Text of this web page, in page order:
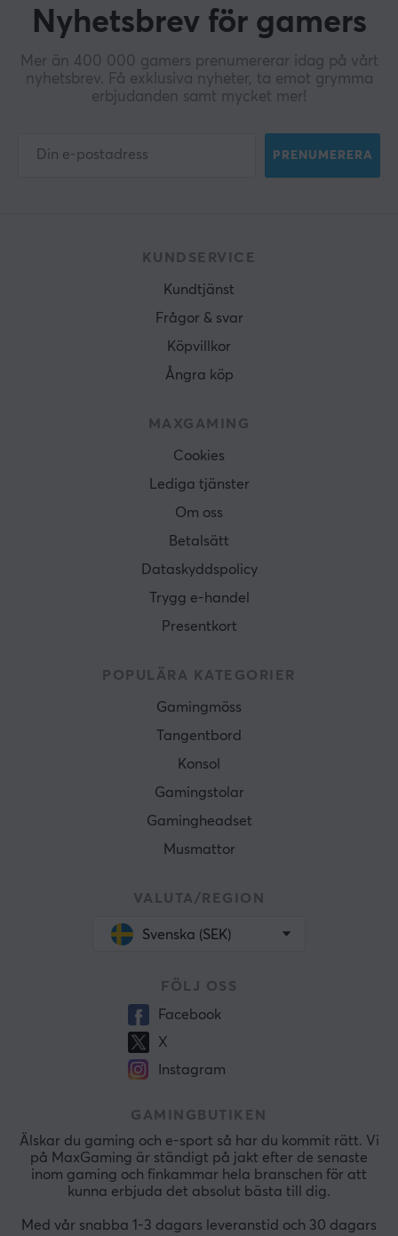
Nyhetsbrev för gamers
Mer än 400 000 gamers prenumererar idag på vårt
nyhetsbrev. Få exklusiva nyheter, ta emot grymma
erbjudanden samt mycket mer!
PRENUMERERA
KUNDSERVICE
Kundtjänst
Frågor & svar
Köpvillkor
Ångra köp
MAXGAMING
Cookies
Lediga tjänster
Om oss
Betalsätt
Dataskyddspolicy
Trygg e-handel
Presentkort
POPULÄRA KATEGORIER
Gamingmöss
Tangentbord
Konsol
Gamingstolar
Gamingheadset
Musmattor
VALUTA/REGION
Svenska (SEK)
FÖLJ OSS
Facebook
X
Instagram
GAMINGBUTIKEN
Älskar du gaming och e-sport så har du kommit rätt. Vi
på MaxGaming är ständigt på jakt efter de senaste
inom gaming och finkammar hela branschen för att
kunna erbjuda det absolut bästa till dig.
Med vår snabba 1-3 dagars leveranstid och 30 dagars